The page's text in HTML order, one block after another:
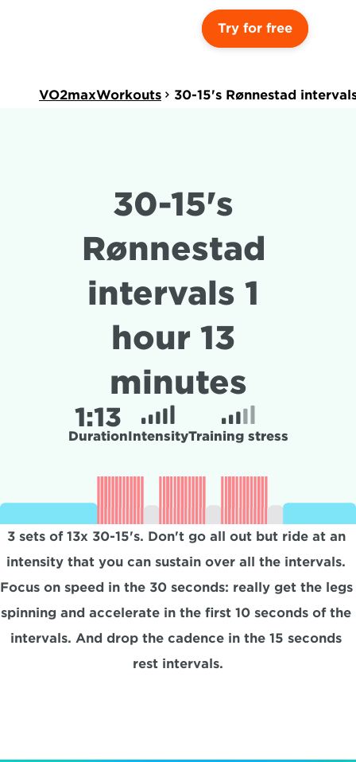
Try for free
VO2maxWorkouts 30-15's Rønnestad
30-15's
Rønnestad
intervals 1
hour 13
minutes
1:13
DurationIntensityTraining stress
3 sets of 13x 30-15's. Don't go all out but ride at an
intensity that you can sustain over all the intervals.
Focus on speed in the 30 seconds: really get the legs
spinning and accelerate in the first 10 seconds of the
intervals. And drop the cadence in the 15 seconds
rest intervals.